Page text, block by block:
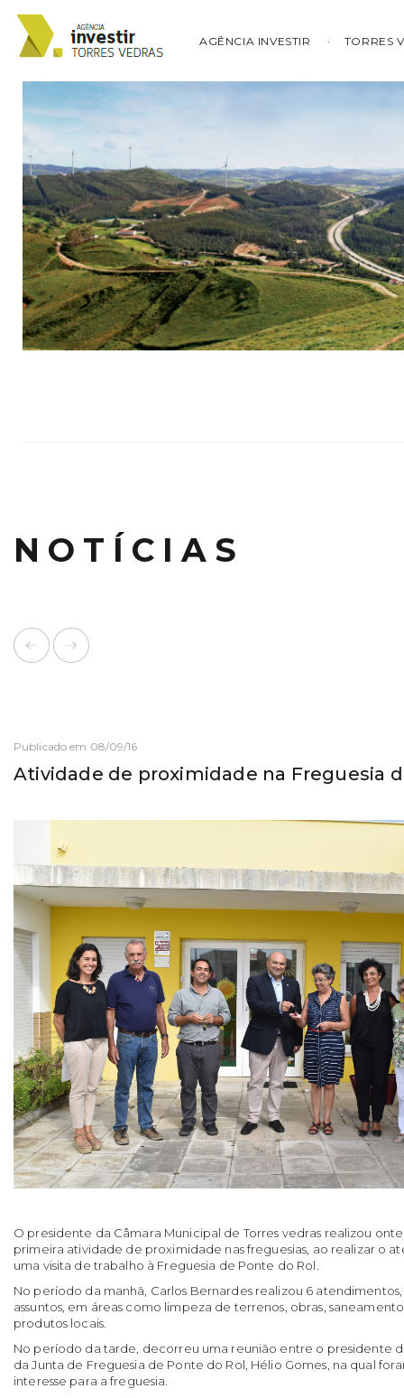
AGÊNCIA INVESTIR TORRES
NOTÍCIAS
Publicado em 08/09/16
Atividade de proximidade na Freguesia
O presidente da Câmara Municipal de Torres vedras realizou
primeira atividade de proximidade nas freguesias, ao realizar o
uma visita de trabalho à Freguesia de Ponte do Rol.
No período da manhã, Carlos Bernardes realizou 6
assuntos, em áreas como limpeza de terrenos, obras,
produtos locais.
No período da tarde, decorreu uma reunião entre o presidente
da Junta de Freguesia de Ponte do Rol, Hélio Gomes, na qual
interesse para a freguesia.